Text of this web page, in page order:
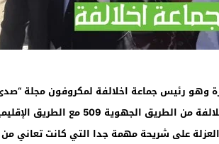
وهو رئيس جماعة اخلالفة لمكروفون مجلة
على شريحة مهمة جدا التي كانت تعاني من